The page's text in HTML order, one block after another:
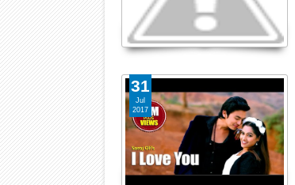
31
Jul
2017